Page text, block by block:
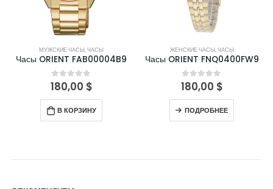
МУЖСКИЕ ЧАСЫ,ЧАСЫ
Часы ORIENT FAB00004B9
0out of 5
180,00 $
В КОРЗИНУ
ЖЕНСКИЕ ЧАСЫ,ЧАСЫ
Часы ORIENT FNQ0400FW9
0out of 5
180,00 $
ПОДРОБНЕЕ